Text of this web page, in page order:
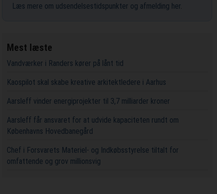
Læs mere om udsendelsestidspunkter og afmelding her
Mest læste
Vandværker i Randers kører på lånt tid
Kaospilot skal skabe kreative arkitektledere i Aarhus
Aarsleff vinder energiprojekter til 3,7 milliarder kroner
Aarsleff får ansvaret for at udvide kapaciteten rundt om
Københavns Hovedbanegård
Chef i Forsvarets Materiel- og Indkøbsstyrelse tiltalt for
omfattende og grov millionsvig